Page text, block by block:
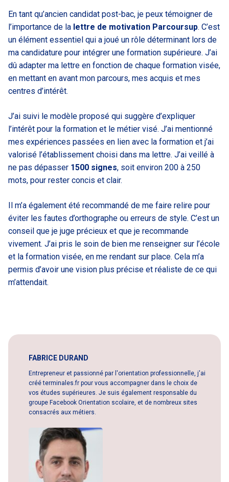
En tant qu’ancien candidat post-bac, je peux témoigner de
l’importance de la lettre de motivation Parcoursup. C’est
un élément essentiel qui a joué un rôle déterminant lors de
ma candidature pour intégrer une formation supérieure. J’ai
dû adapter ma lettre en fonction de chaque formation visée,
en mettant en avant mon parcours, mes acquis et mes
centres d’intérêt.
J’ai suivi le modèle proposé qui suggère d’expliquer
l’intérêt pour la formation et le métier visé. J’ai mentionné
mes expériences passées en lien avec la formation et j’ai
valorisé l’établissement choisi dans ma lettre. J’ai veillé à
ne pas dépasser 1500 signes, soit environ 200 à 250
mots, pour rester concis et clair.
Il m’a également été recommandé de me faire relire pour
éviter les fautes d’orthographe ou erreurs de style. C’est un
conseil que je juge précieux et que je recommande
vivement. J’ai pris le soin de bien me renseigner sur l’école
et la formation visée, en me rendant sur place. Cela m’a
permis d’avoir une vision plus précise et réaliste de ce qui
m’attendait.
FABRICE DURAND
Entrepreneur et passionné par l'orientation professionnelle, j'ai
créé terminales.fr pour vous accompagner dans le choix de
vos études supérieures. Je suis également responsable du
groupe Facebook Orientation scolaire, et de nombreux sites
consacrés aux métiers.